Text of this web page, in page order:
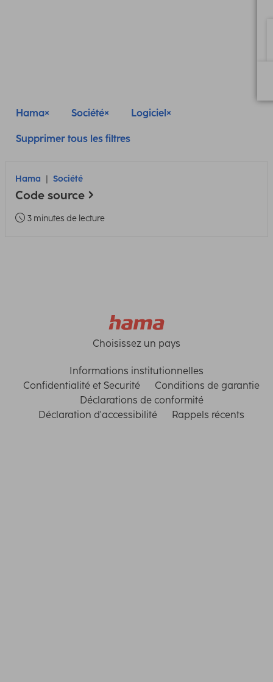
Hama Société Logiciel
Supprimer tous les filtres
Hama Société
Code source
3 minutes de lecture
Choisissez un pays
Informations institutionnelles
Confidentialité et Securité
Conditions de garantie
Déclarations de conformité
Déclaration d'accessibilité
Rappels récents